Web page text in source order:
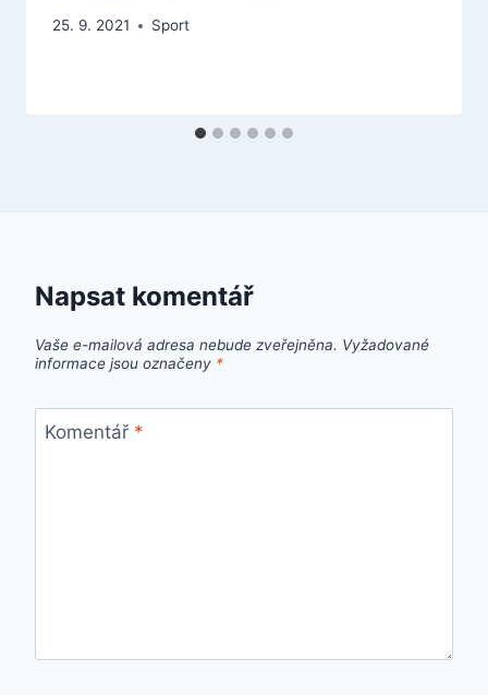
25. 9. 2021 Sport
Napsat komentář
Vaše e-mailová adresa nebude zveřejněna. Vyžadované
informace jsou označeny *
Komentář *